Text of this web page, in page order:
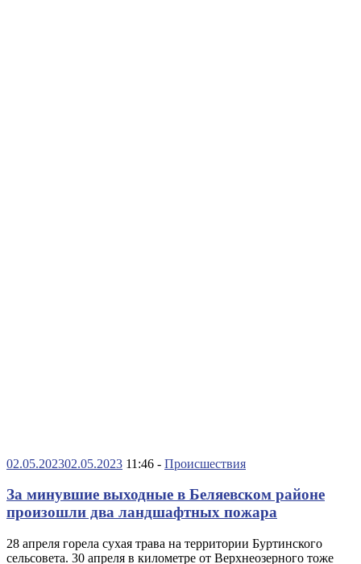
02.05.202302.05.2023 11:46 - Происшествия
За минувшие выходные в Беляевском районе
произошли два ландшафтных пожара
28 апреля горела сухая трава на территории Буртинского
сельсовета. 30 апреля в километре от Верхнеозерного тоже